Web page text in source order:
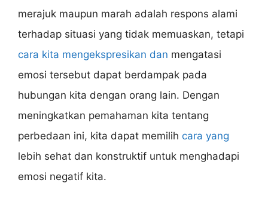
merajuk maupun marah adalah respons alami
terhadap situasi yang tidak memuaskan, tetapi
cara kita mengekspresikan dan mengatasi
emosi tersebut dapat berdampak pada
hubungan kita dengan orang lain. Dengan
meningkatkan pemahaman kita tentang
perbedaan ini, kita dapat memilih cara yang
lebih sehat dan konstruktif untuk menghadapi
emosi negatif kita.